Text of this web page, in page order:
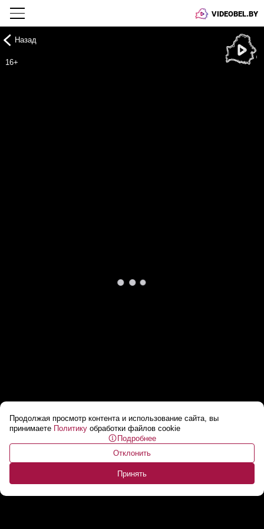
VIDEOBEL.BY
Продолжая просмотр контента и использование сайта, вы
принимаете Политику обработки файлов cookie
Подробнее
Отклонить
Принять
Назад
16+
ЕС израсходовал весь газ, закачанный в
хранилища к зиме...